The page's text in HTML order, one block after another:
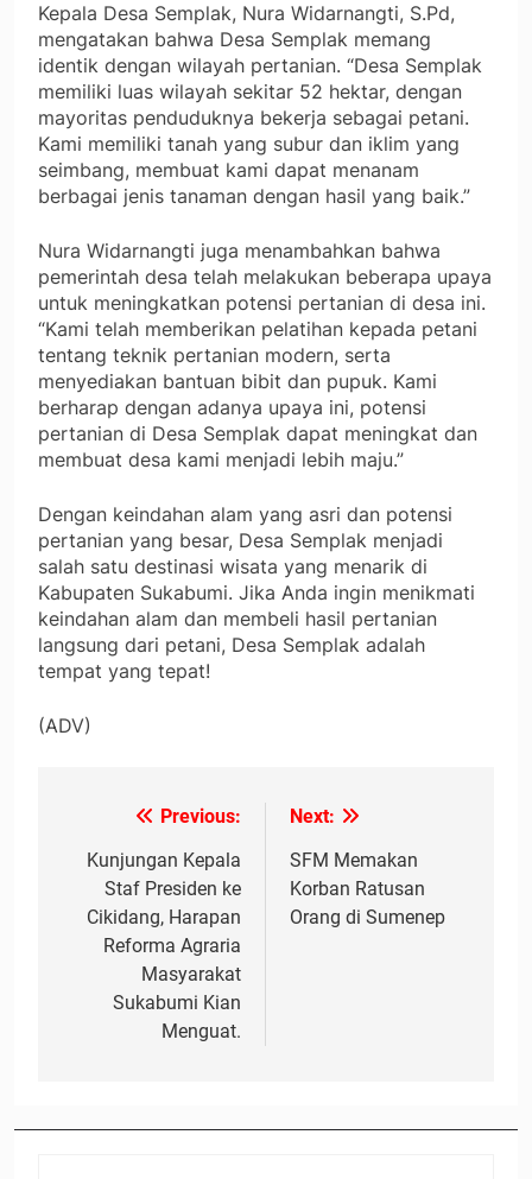
Kepala Desa Semplak, Nura Widarnangti, S.Pd,
mengatakan bahwa Desa Semplak memang
identik dengan wilayah pertanian. “Desa Semplak
memiliki luas wilayah sekitar 52 hektar, dengan
mayoritas penduduknya bekerja sebagai petani.
Kami memiliki tanah yang subur dan iklim yang
seimbang, membuat kami dapat menanam
berbagai jenis tanaman dengan hasil yang baik.”
Nura Widarnangti juga menambahkan bahwa
pemerintah desa telah melakukan beberapa upaya
untuk meningkatkan potensi pertanian di desa ini.
“Kami telah memberikan pelatihan kepada petani
tentang teknik pertanian modern, serta
menyediakan bantuan bibit dan pupuk. Kami
berharap dengan adanya upaya ini, potensi
pertanian di Desa Semplak dapat meningkat dan
membuat desa kami menjadi lebih maju.”
Dengan keindahan alam yang asri dan potensi
pertanian yang besar, Desa Semplak menjadi
salah satu destinasi wisata yang menarik di
Kabupaten Sukabumi. Jika Anda ingin menikmati
keindahan alam dan membeli hasil pertanian
langsung dari petani, Desa Semplak adalah
tempat yang tepat!
(ADV)
Navigasi
pos
Previous:
Kunjungan Kepala
Staf Presiden ke
Cikidang, Harapan
Reforma Agraria
Masyarakat
Sukabumi Kian
Menguat.
Next:
SFM Memakan
Korban Ratusan
Orang di Sumenep